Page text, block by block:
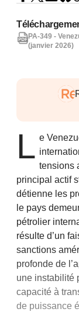
L e
tensions
principal actif
détienne les
le pays
pétrolier
résulte d’un
sanctions
profonde de
une instabilité
capacité à
de puissance
PA-349 -
(janvier 2026)